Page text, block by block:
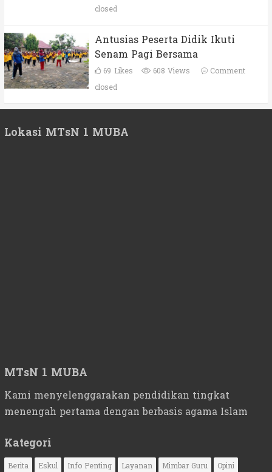
closed
Antusias Peserta Didik Ikuti
Senam Pagi Bersama
69 Likes 608 Views
Comment
closed
Lokasi MTsN 1 MUBA
MTsN 1 MUBA
Kami menyelenggarakan pendidikan tingkat
menengah pertama dengan berbasis agama Islam
Kategori
Berita Eskul Info Penting Layanan Mimbar Guru Opini